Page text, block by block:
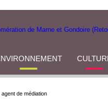
de médiation